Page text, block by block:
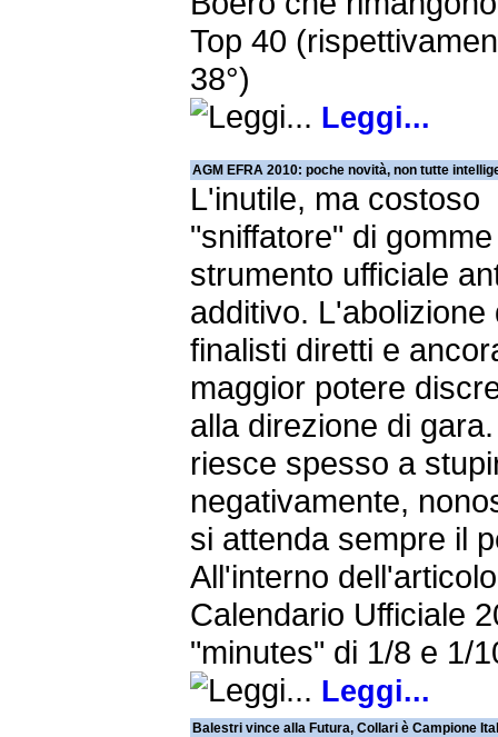
Top 40
38°)
Leggi...
AGM EFRA 2010: poche novità, non tutte
L'inutile, ma costoso
"sniffatore" di
strumento ufficiale
additivo. L'abolizione
finalisti diretti e
maggior potere
alla direzione di
riesce spesso a
negativamente,
si attenda sempre il
All'interno
Calendario Ufficiale
"minutes" di 1/8 e 1/
Leggi...
Balestri vince alla Futura, Collari è Campione